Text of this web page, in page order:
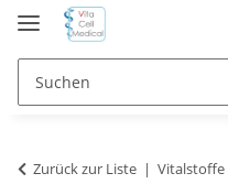
Zurück zur Liste Vitalstoffe